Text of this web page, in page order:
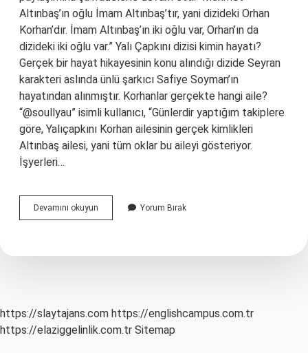
Altınbaş’ın oğlu İmam Altınbaş’tır, yani dizideki Orhan
Korhan’dır. İmam Altınbaş’ın iki oğlu var, Orhan’ın da
dizideki iki oğlu var.” Yalı Çapkını dizisi kimin hayatı?
Gerçek bir hayat hikayesinin konu alındığı dizide Seyran
karakteri aslında ünlü şarkıcı Safiye Soyman’ın
hayatından alınmıştır. Korhanlar gerçekte hangi aile?
“@soullyau” isimli kullanıcı, “Günlerdir yaptığım takiplere
göre, Yalıçapkını Korhan ailesinin gerçek kimlikleri
Altınbaş ailesi, yani tüm oklar bu aileyi gösteriyor.
İşyerleri…
Devamını okuyun
Çapkını
Aile
Yorum Bırak
https://slaytajans.com https://englishcampus.com.tr
https://elaziggelinlik.com.tr Sitemap